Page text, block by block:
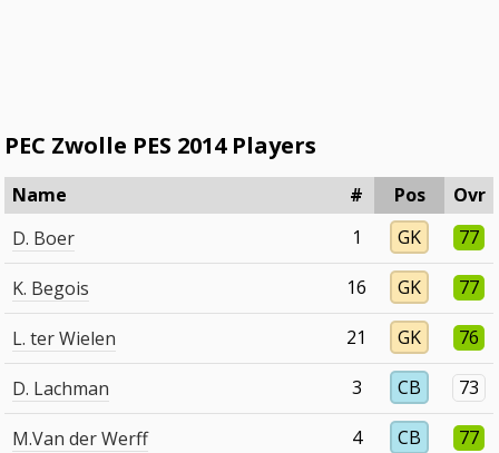
PEC Zwolle PES 2014 Players
Name # Pos
Ovr
D. Boer
1 GK 77
K. Begois 16 GK 77
L. ter Wielen 21 GK 76
D. Lachman 3 CB 73
M.Van der Werff 4 CB 77